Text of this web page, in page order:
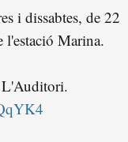
i dissabtes, de 22
l'estació Marina.
L'Auditori.